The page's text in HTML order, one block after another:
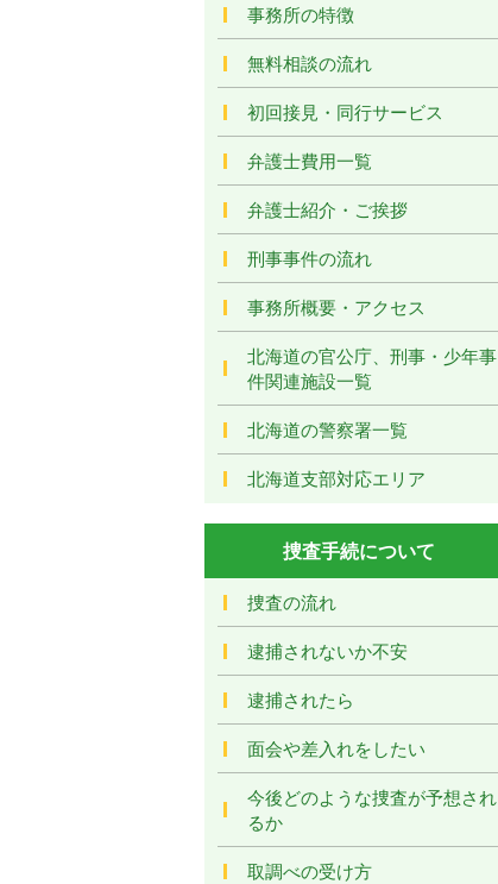
事務所の特徴
無料相談の流れ
初回接見・同行サービス
弁護士費用一覧
弁護士紹介・ご挨拶
刑事事件の流れ
事務所概要・アクセス
北海道の官公庁、刑事・少年事
件関連施設一覧
北海道の警察署一覧
北海道支部対応エリア
捜査手続について
捜査の流れ
逮捕されないか不安
逮捕されたら
面会や差入れをしたい
今後どのような捜査が予想され
るか
取調べの受け方